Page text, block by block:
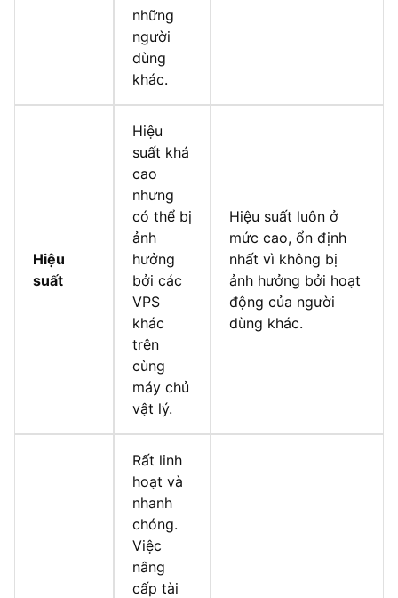
những
người
dùng
khác.
Hiệu
suất
Hiệu
suất khá
cao
nhưng
có thể bị
ảnh
hưởng
bởi các
VPS
khác
trên
cùng
máy chủ
vật lý.
Hiệu suất luôn ở
mức cao, ổn định
nhất vì không bị
ảnh hưởng bởi hoạt
động của người
dùng khác.
Rất linh
hoạt và
nhanh
chóng.
Việc
nâng
cấp tài